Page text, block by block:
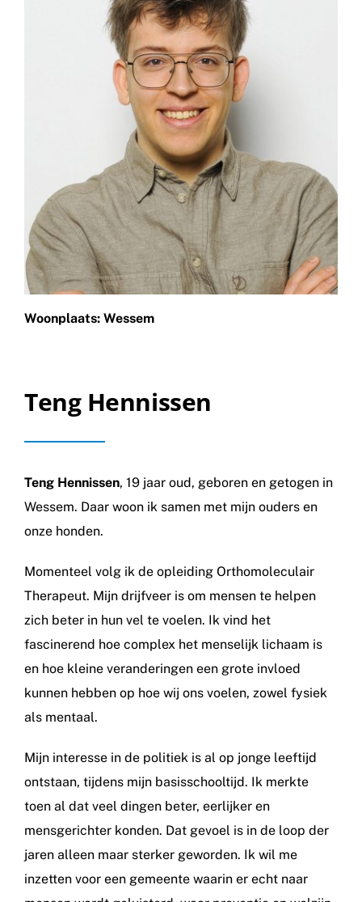
Woonplaats: Wessem
Teng Hennissen
Teng Hennissen, 19 jaar oud, geboren en getogen in
Wessem. Daar woon ik samen met mijn ouders en
onze honden.
Momenteel volg ik de opleiding Orthomoleculair
Therapeut. Mijn drijfveer is om mensen te helpen
zich beter in hun vel te voelen. Ik vind het
fascinerend hoe complex het menselijk lichaam is
en hoe kleine veranderingen een grote invloed
kunnen hebben op hoe wij ons voelen, zowel fysiek
als mentaal.
Mijn interesse in de politiek is al op jonge leeftijd
ontstaan, tijdens mijn basisschooltijd. Ik merkte
toen al dat veel dingen beter, eerlijker en
mensgerichter konden. Dat gevoel is in de loop der
jaren alleen maar sterker geworden. Ik wil me
inzetten voor een gemeente waarin er echt naar